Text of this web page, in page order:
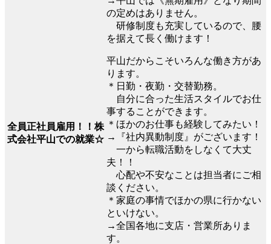
全員正社員雇用！！株
式会社平山での就業☆
の定めはありません。
研修制度も充実しているので、腰
を据えて長く働けます！
平山だからこそいろんな働き方があ
ります。
＊日勤・夜勤・交替勤務。
自分に合った生活スタイルでお仕
事することができます。
＊ほかのお仕事も経験してみたい！
→『社内異動制度』がございます！
一から転職活動をしなくて大丈
夫！！
心配や不安なことは担当者にご相
談ください。
＊家庭の事情でほかの県に行かない
といけない。
→全国各地に支店・営業所ありま
す。